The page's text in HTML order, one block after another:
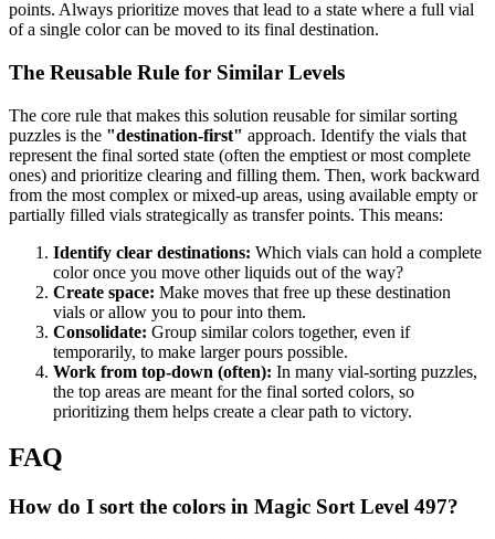
points. Always prioritize moves that lead to a state where a full vial
of a single color can be moved to its final destination.
The Reusable Rule for Similar Levels
The core rule that makes this solution reusable for similar sorting
puzzles is the "destination-first" approach. Identify the vials that
represent the final sorted state (often the emptiest or most complete
ones) and prioritize clearing and filling them. Then, work backward
from the most complex or mixed-up areas, using available empty or
partially filled vials strategically as transfer points. This means:
Identify clear destinations: Which vials can hold a complete
color once you move other liquids out of the way?
Create space: Make moves that free up these destination
vials or allow you to pour into them.
Consolidate: Group similar colors together, even if
temporarily, to make larger pours possible.
Work from top-down (often): In many vial-sorting puzzles,
the top areas are meant for the final sorted colors, so
prioritizing them helps create a clear path to victory.
FAQ
How do I sort the colors in Magic Sort Level 497?